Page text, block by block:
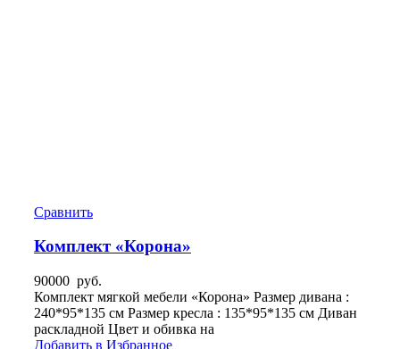
Сравнить
Комплект «Корона»
90000 руб.
Комплект мягкой мебели «Корона» Размер дивана :
240*95*135 см Размер кресла : 135*95*135 см Диван
раскладной Цвет и обивка на
Добавить в Избранное